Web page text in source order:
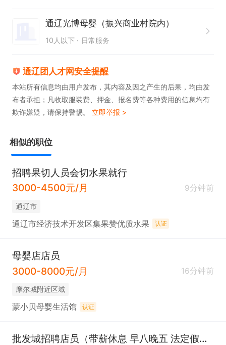
薪资福利
✔ 薪资：底薪+提成+奖金，多劳多得，收入稳定
通辽光博母婴（振兴商业村院内）
10人以下 日常服务
通辽团人才网安全提醒
本站所有信息均由用户发布，其内容及因之产生的后果，均由发
布者承担；凡收取服装费、押金、报名费等各种费用的信息均有
欺诈嫌疑，请保持警惕。 立即举报 >
相似的职位
招聘果切人员会切水果就行
3000-4500元/月
9分钟前
通辽市
通辽市经济技术开发区集果赞优质水果 认证
母婴店店员
3000-8000元/月
16分钟前
摩尔城附近区域
蒙小贝母婴生活馆 认证
批发城招聘店员（带薪休息 早八晚五 法定假期）